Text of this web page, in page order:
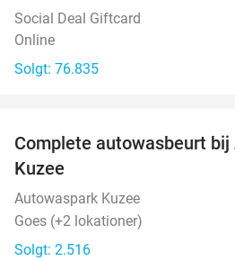
Social Deal Giftcard
Online
Solgt: 76.835
Complete autowasbeurt
Kuzee
Autowaspark Kuzee
Goes (+2 lokationer)
Solgt: 2.516